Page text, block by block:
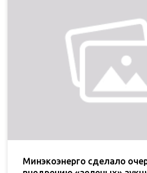
Минэкоэнерго сделало